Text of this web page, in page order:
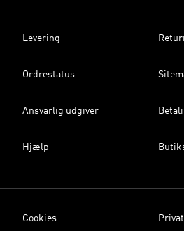
Levering
Ordrestatus
Ansvarlig udgiver
Hjælp
Cookies